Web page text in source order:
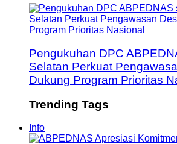
Pengukuhan DPC
Selatan Perkuat
Dukung Program Prioritas
Trending Tags
Info